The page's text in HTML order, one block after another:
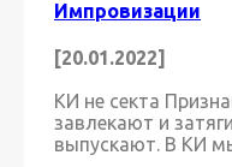
Импровизации
[20.01.2022]
КИ не секта
завлекают и
выпускают. В КИ